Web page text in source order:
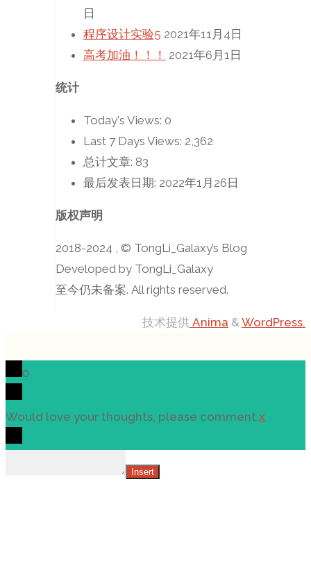
日
程序设计实验5 2021年11月4日
高考加油！！！ 2021年6月1日
统计
Today's Views: 0
Last 7 Days Views: 2,362
总计文章: 83
最后发表日期: 2022年1月26日
版权声明
2018-2024 , © TongLi_Galaxy’s Blog
Developed by TongLi_Galaxy
至今仍未备案. All rights reserved.
技术提供 Anima & WordPress.
0
Would love your thoughts, please comment.x
Insert